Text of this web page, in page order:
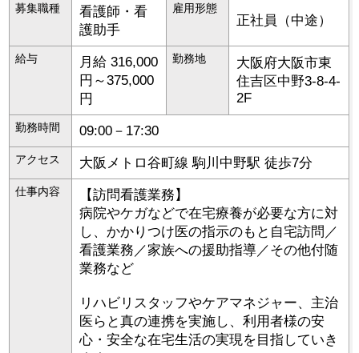
募集職種
看護師・看
護助手
雇用形態
正社員（中途）
給与
月給 316,000
円～375,000
円
勤務地 大阪府大阪市東
住吉区中野3-8-4-
2F
勤務時間 09:00－17:30
アクセス 大阪メトロ谷町線 駒川中野駅 徒歩7分
仕事内容
【訪問看護業務】
病院やケガなどで在宅療養が必要な方に対
し、かかりつけ医の指示のもと自宅訪問／
看護業務／家族への援助指導／その他付随
業務など
リハビリスタッフやケアマネジャー、主治
医らと真の連携を実施し、利用者様の安
心・安全な在宅生活の実現を目指していき